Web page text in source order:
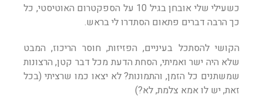
כשעילי שלי אובחן בגיל 10 על הספקטרום האוטיסטי, כל
כך הרבה דברים פתאום הסתדרו לי בראש.
הקושי להסתכל בעיניים, הפזיזות, חוסר הריכוז, המבט
שלא היה ישר ואמיתי, הסחת הדעת מכל דבר קטן, הרצונות
שמשתנים כל הזמן, והתמונות? לא יצאו כמו שרציתי (בכל
זאת, יש לו אמא צלמת, לא?)